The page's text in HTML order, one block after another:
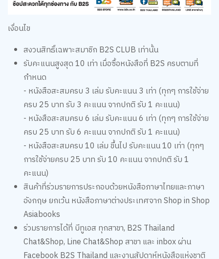
เงื่อนไข
สงวนสิทธิ์เฉพาะสมาชิก B2S CLUB เท่านั้น
รับคะแนนสูงสุด 10 เท่า เมื่อซื้อหนังสือที่ B2S ครบตามที่
กำหนด
- หนังสือสะสมครบ 3 เล่ม รับคะแนน 3 เท่า (ทุกๆ การใช้จ่าย
ครบ 25 บาท รับ 3 คะแนน จากปกติ รับ 1 คะแนน)
- หนังสือสะสมครบ 6 เล่ม รับคะแนน 6 เท่า (ทุกๆ การใช้จ่าย
ครบ 25 บาท รับ 6 คะแนน จากปกติ รับ 1 คะแนน)
- หนังสือสะสมครบ 10 เล่ม ขึ้นไป รับคะแนน 10 เท่า (ทุกๆ
การใช้จ่ายครบ 25 บาท รับ 10 คะแนน จากปกติ รับ 1
คะแนน)
สินค้าที่ร่วมรายการประกอบด้วยหนังสือภาษาไทยและภาษา
อังกฤษ ยกเว้น หนังสือภาษาต่างประเทศจาก Shop in Shop
Asiabooks
ร่วมรายการได้ที่ บีทูเอส ทุกสาขา, B2S Thailand
Chat&Shop, Line Chat&Shop สาขา และ inbox ผ่าน
Facebook B2S Thailand และงานสัปดาห์หนังสือแห่งชาติ